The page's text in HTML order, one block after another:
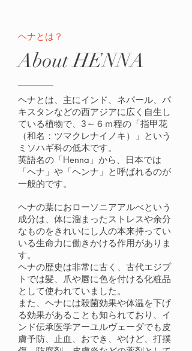
ヘナとは？
About HENNA
ヘナとは、主にインド、ネパール、パ
キスタンなどの西アジアに広く自生し
ている植物で、3～６ｍ程の「指甲花
（和名：ツマクレナイノキ）」という
ミソハギ科の低木です。
英語名の「Henna」から、日本では
「ヘナ」や「ヘンナ」と呼ばれるのが
一般的です。
ヘナの葉におローソニアアルべという
成分は、体に溜まったストレスや余分
なものをきれいにし人の本来持ってい
いる生命力に働きかける作用がありま
す。
ヘナの歴史は非常に古く、古代エジプ
トでは髪、爪や唇に色を付ける化粧品
として使われていました。
また、ヘナには殺菌効果や体温を下げ
る効果があることも知られており、イ
ンド伝承医学アーユルヴェーダでも皮
膚予防、止血、おでき、やけど、打撲